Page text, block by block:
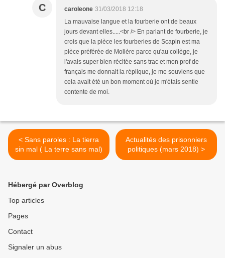
C caroleone 31/03/2018 12:18
La mauvaise langue et la fourberie ont de beaux
jours devant elles.....<br /> En parlant de fourberie, je
crois que la pièce les fourberies de Scapin est ma
pièce préférée de Molière parce qu'au collège, je
l'avais super bien récitée sans trac et mon prof de
français me donnait la réplique, je me souviens que
cela avait été un bon moment où je m'étais sentie
contente de moi.
< Sans paroles : La tierra
sin mal ( La terre sans mal)
Actualités des prisonniers
politiques (mars 2018) >
Hébergé par Overblog
Top articles
Pages
Contact
Signaler un abus